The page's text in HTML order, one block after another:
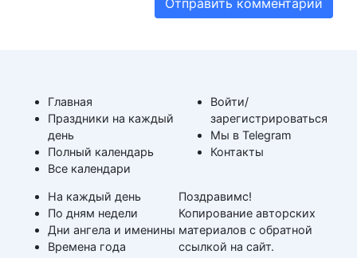
Главная
Праздники на каждый
день
Полный календарь
Все календари
На каждый день
По дням недели
Дни ангела и именины
Времена года
Войти/
зарегистрироваться
Мы в Telegram
Контакты
Поздравимс!
Копирование авторских
материалов с обратной
ссылкой на сайт.